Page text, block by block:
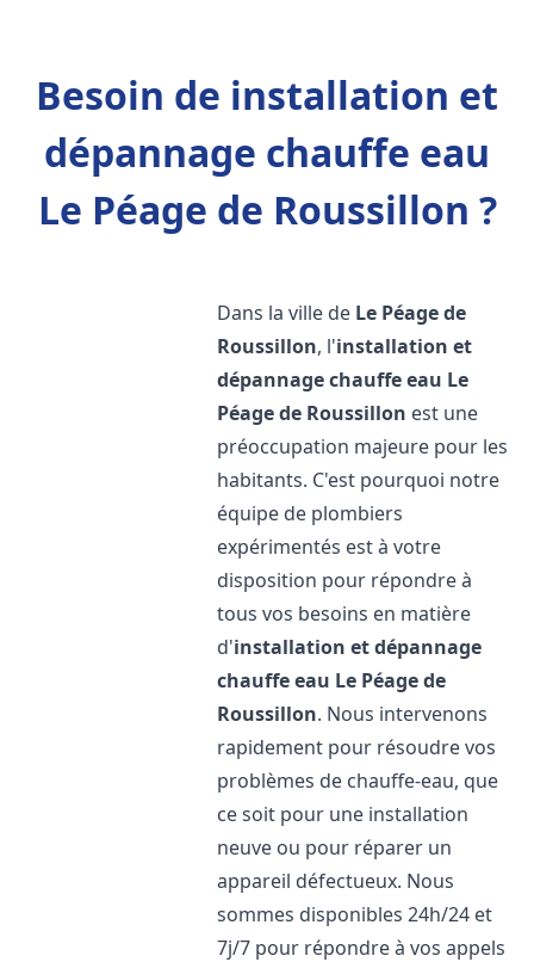
Besoin de installation et
dépannage chauffe eau
Le Péage de Roussillon ?
Dans la ville de Le Péage de
Roussillon, l'installation et
dépannage chauffe eau Le
Péage de Roussillon est une
préoccupation majeure pour les
habitants. C'est pourquoi notre
équipe de plombiers
expérimentés est à votre
disposition pour répondre à
tous vos besoins en matière
d'installation et dépannage
chauffe eau Le Péage de
Roussillon. Nous intervenons
rapidement pour résoudre vos
problèmes de chauffe-eau, que
ce soit pour une installation
neuve ou pour réparer un
appareil défectueux. Nous
sommes disponibles 24h/24 et
7j/7 pour répondre à vos appels